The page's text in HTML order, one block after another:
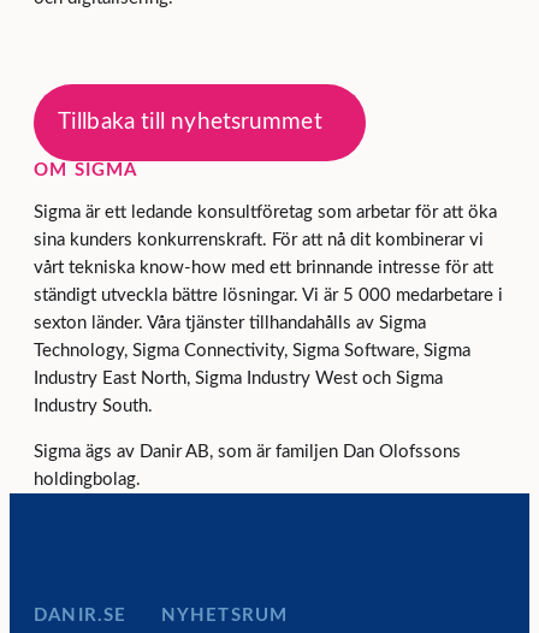
Tillbaka till nyhetsrummet
OM SIGMA
Sigma är ett ledande konsultföretag som arbetar för att öka
sina kunders konkurrenskraft. För att nå dit kombinerar vi
vårt tekniska know-how med ett brinnande intresse för att
ständigt utveckla bättre lösningar. Vi är 5 000 medarbetare i
sexton länder. Våra tjänster tillhandahålls av Sigma
Technology, Sigma Connectivity, Sigma Software, Sigma
Industry East North, Sigma Industry West och Sigma
Industry South.
Sigma ägs av Danir AB, som är familjen Dan Olofssons
holdingbolag.
DANIR
NYHETSRUM